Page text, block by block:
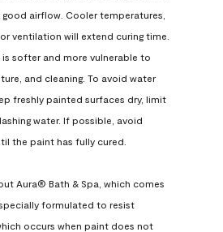
good airflow. Cooler temperatures,
ventilation will extend curing time.
softer and more vulnerable to
and cleaning. To avoid water
freshly painted surfaces dry, limit
water. If possible, avoid
the paint has fully cured.
Aura® Bath & Spa, which comes
formulated to resist
occurs when paint does not